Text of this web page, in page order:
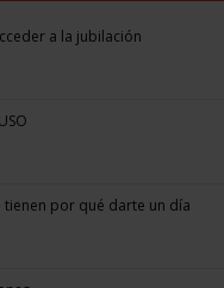
a la jubilación
tienen por qué darte un día